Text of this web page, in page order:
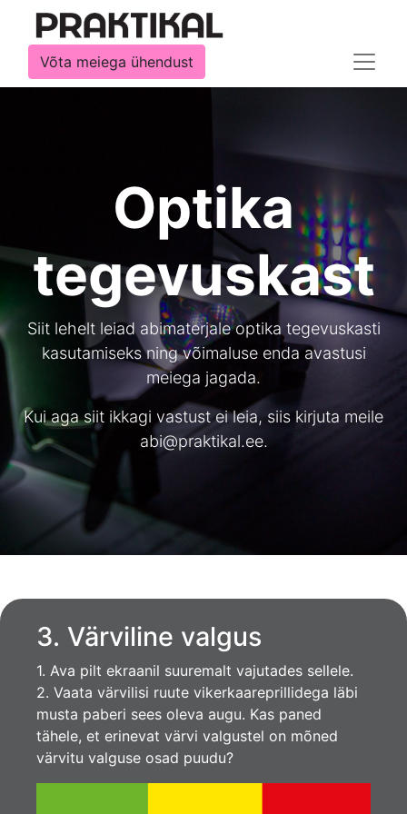
Võta meiega ühendust
Optika
tegevuskast
Siit lehelt leiad abimaterjale optika tegevuskasti
kasutamiseks ning võimaluse enda avastusi
meiega jagada.
Kui aga siit ikkagi vastust ei leia, siis kirjuta meile
abi@praktikal.ee.
3. Värviline valgus
1. Ava pilt ekraanil suuremalt vajutades sellele.
2. Vaata värvilisi ruute vikerkaareprillidega läbi
musta paberi sees oleva augu. Kas paned
tähele, et erinevat värvi valgustel on mõned
värvitu valguse osad puudu?